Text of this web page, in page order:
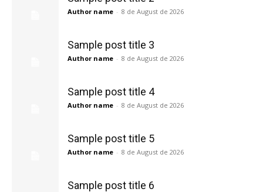
Author name - 8 de August de 2026
Sample post title 3
Author name - 8 de August de 2026
Sample post title 4
Author name - 8 de August de 2026
Sample post title 5
Author name - 8 de August de 2026
Sample post title 6